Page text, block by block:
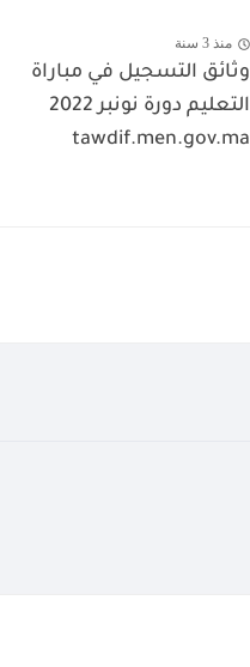
منذ 3 سنة
وثائق التسجيل في مباراة
التعليم دورة نونبر 2022
tawdif.men.gov.ma